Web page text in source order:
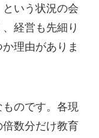
いう状況の会
経営も先細り
理由がありま
のです。各現
数分だけ教育